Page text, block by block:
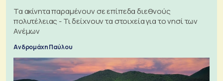
Τα ακίνητα παραμένουν σε επίπεδα διεθνούς
πολυτέλειας - Τι δείχνουν τα στοιχεία για το νησί των
Ανέμων
Ανδρομάχη Παύλου